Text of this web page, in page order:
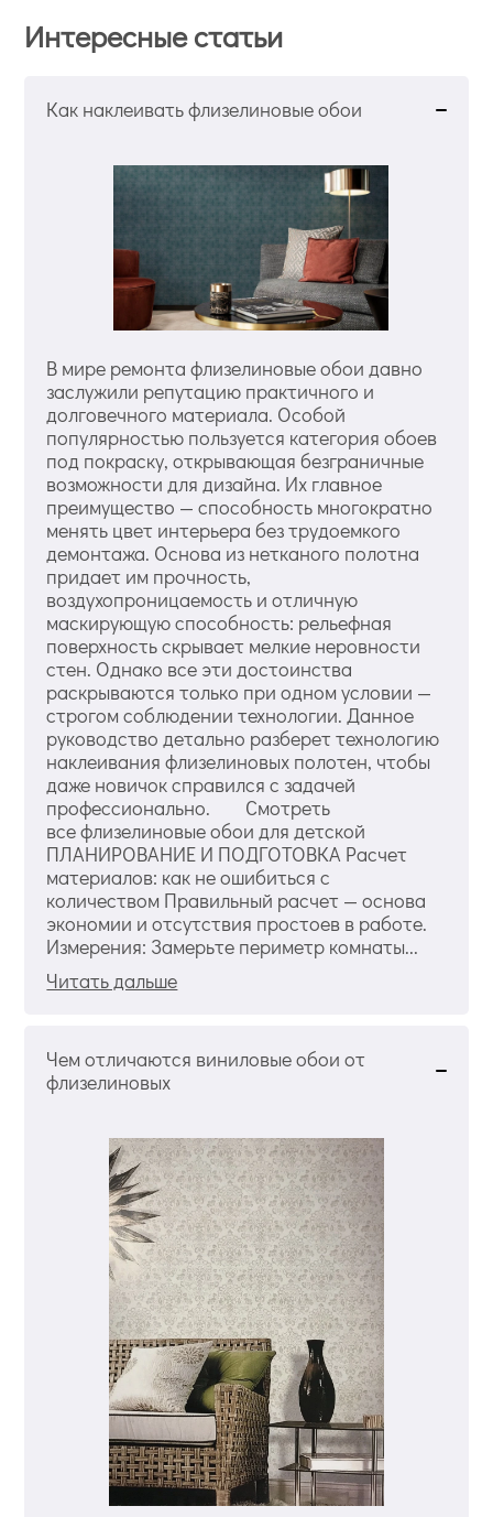
Интересные статьи
Как наклеивать флизелиновые обои
В мире ремонта флизелиновые обои давно
заслужили репутацию практичного и
долговечного материала. Особой
популярностью пользуется категория обоев
под покраску, открывающая безграничные
возможности для дизайна. Их главное
преимущество — способность многократно
менять цвет интерьера без трудоемкого
демонтажа. Основа из нетканого полотна
придает им прочность,
воздухопроницаемость и отличную
маскирующую способность: рельефная
поверхность скрывает мелкие неровности
стен. Однако все эти достоинства
раскрываются только при одном условии —
строгом соблюдении технологии. Данное
руководство детально разберет технологию
наклеивания флизелиновых полотен, чтобы
даже новичок справился с задачей
профессионально. Смотреть
все флизелиновые обои для детской
ПЛАНИРОВАНИЕ И ПОДГОТОВКА Расчет
материалов: как не ошибиться с
количеством Правильный расчет — основа
экономии и отсутствия простоев в работе.
Измерения: Замерьте периметр комнаты...
Читать дальше
Чем отличаются виниловые обои от
флизелиновых